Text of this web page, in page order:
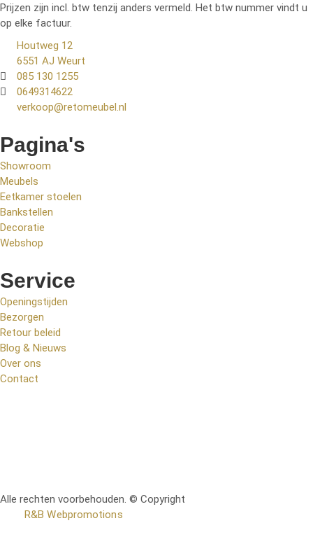
Prijzen zijn incl. btw tenzij anders vermeld. Het btw nummer vindt u
op elke factuur.
Houtweg 12
6551 AJ Weurt
085 130 1255
0649314622
verkoop@retomeubel.nl
Pagina's
Showroom
Meubels
Eetkamer stoelen
Bankstellen
Decoratie
Webshop
Service
Openingstijden
Bezorgen
Retour beleid
Blog & Nieuws
Over ons
Contact
Alle rechten voorbehouden. © Copyright
R&B Webpromotions